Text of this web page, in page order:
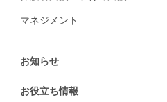
マネジメント
お知らせ
お役立ち情報